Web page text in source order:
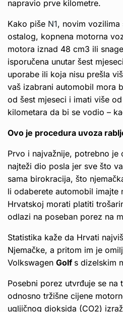
napravio prve kilometre.
Kako piše N1, novim vozilima
ostalog, kopnena motorna
motora iznad 48 cm3 ili
isporučena unutar šest
uporabe ili koja nisu prešla
vaš izabrani automobil mora
od šest mjeseci i imati više
kilometara da bi se vodio –
Ovo je procedura uvoza
Prvo i najvažnije, potrebno
najteži dio posla jer sve što
sama birokracija, što
li odaberete automobil imajte
Hrvatskoj morati platiti
odlazi na poseban porez na
Statistika kaže da Hrvati
Njemačke, a pritom im je
Volkswagen Golf s dizelskim
Posebni porez utvrđuje se na
odnosno tržišne cijene
ugljičnog dioksida (CO2)